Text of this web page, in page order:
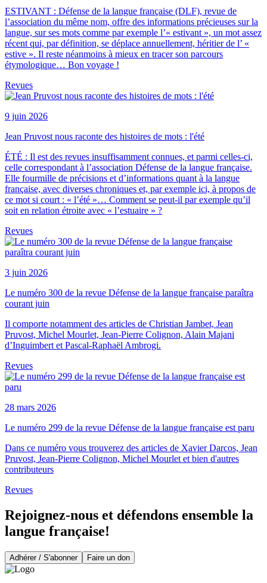
ESTIVANT : Défense de la langue française (DLF), revue de
l’association du même nom, offre des informations précieuses sur la
langue, sur ses mots comme par exemple l’« estivant », un mot assez
récent qui, par définition, se déplace annuellement, héritier de l’ «
estive ». Il reste néanmoins à mieux en tracer son parcours
étymologique… Bon voyage !
Revues
9 juin 2026
Jean Pruvost nous raconte des histoires de mots : l'été
ÉTÉ : Il est des revues insuffisamment connues, et parmi celles-ci,
celle correspondant à l’association Défense de la langue française.
Elle fourmille de précisions et d’informations quant à la langue
française, avec diverses chroniques et, par exemple ici, à propos de
ce mot si court : « l’été »… Comment se peut-il par exemple qu’il
soit en relation étroite avec « l’estuaire » ?
Revues
3 juin 2026
Le numéro 300 de la revue Défense de la langue française paraîtra
courant juin
Il comporte notamment des articles de Christian Jambet, Jean
Pruvost, Michel Mourlet, Jean-Pierre Colignon, Alain Majani
d’Inguimbert et Pascal-Raphaël Ambrogi.
Revues
28 mars 2026
Le numéro 299 de la revue Défense de la langue française est paru
Dans ce numéro vous trouverez des articles de Xavier Darcos, Jean
Pruvost, Jean-Pierre Colignon, Michel Mourlet et bien d'autres
contributeurs
Revues
Rejoignez-nous et défendons ensemble la
langue française!
Adhérer / S'abonner Faire un don